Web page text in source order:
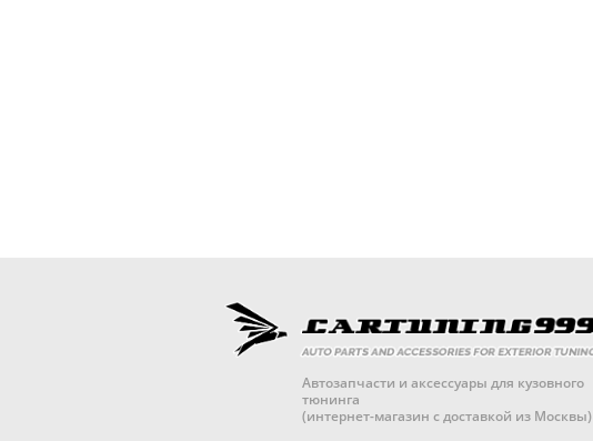
Автозапчасти и аксессуары для кузовного
тюнинга
(интернет-магазин с доставкой из Москвы)